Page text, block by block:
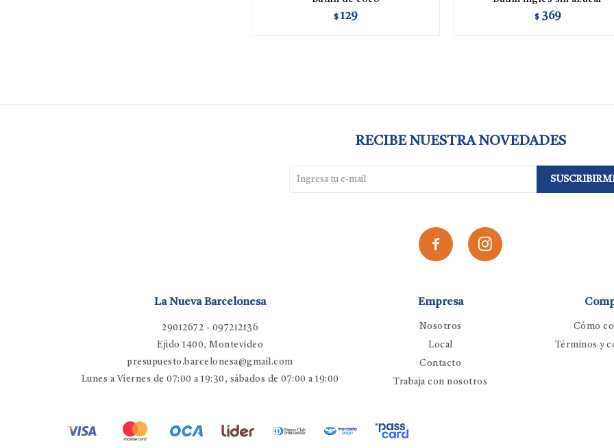
$ 129 $ 369
La Nueva Barcelonesa
29012672 - 097212136
Ejido 1400, Montevideo
presupuesto.barcelonesa@gmail.com
Lunes a Viernes de 07:00 a 19:30, sábados de 07:00 a 19:00
Empresa
Nosotros
Local
Contacto
Trabaja con nosotros
Cómo
Términos y
RECIBE NUESTRA NOVEDADES
 